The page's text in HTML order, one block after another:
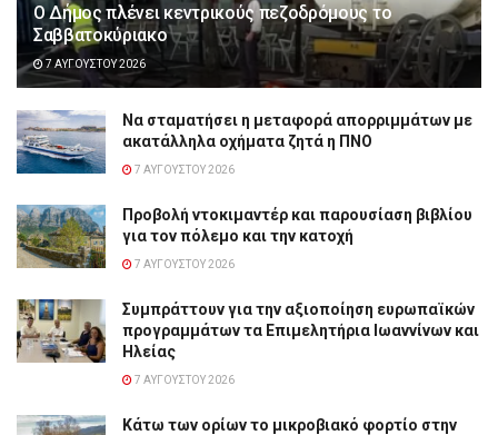
Ο Δήμος πλένει κεντρικούς πεζοδρόμους το
Σαββατοκύριακο
7 ΑΥΓΟΎΣΤΟΥ 2026
Να σταματήσει η μεταφορά απορριμμάτων με
ακατάλληλα οχήματα ζητά η ΠΝΟ
7 ΑΥΓΟΎΣΤΟΥ 2026
Προβολή ντοκιμαντέρ και παρουσίαση βιβλίου
για τον πόλεμο και την κατοχή
7 ΑΥΓΟΎΣΤΟΥ 2026
Συμπράττουν για την αξιοποίηση ευρωπαϊκών
προγραμμάτων τα Επιμελητήρια Ιωαννίνων και
Ηλείας
7 ΑΥΓΟΎΣΤΟΥ 2026
Κάτω των ορίων το μικροβιακό φορτίο στην